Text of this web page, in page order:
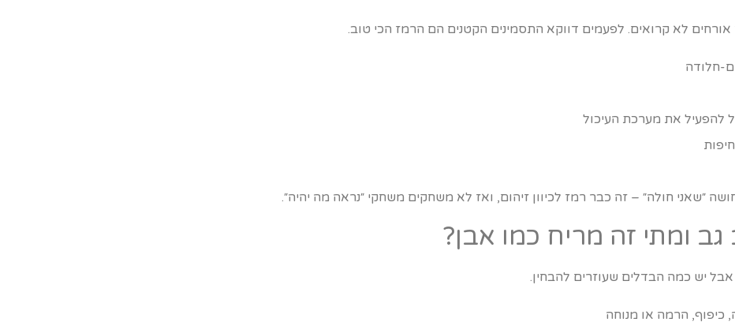
אורחים לא קרואים. לפעמים דווקא התסמינים הקטנים הם הרמז הכי טוב.
חלודה
להפעיל את מערכת העיכול
״שאני חולה״ – זה כבר רמז לכיוון זיהום, ואז לא משחקים משחקי ״נראה מה יהיה״.
ומתי זה מריח כמו אבן?
יש כמה הבדלים שעוזרים להבחין.
כיפוף, הרמה או מנוחה